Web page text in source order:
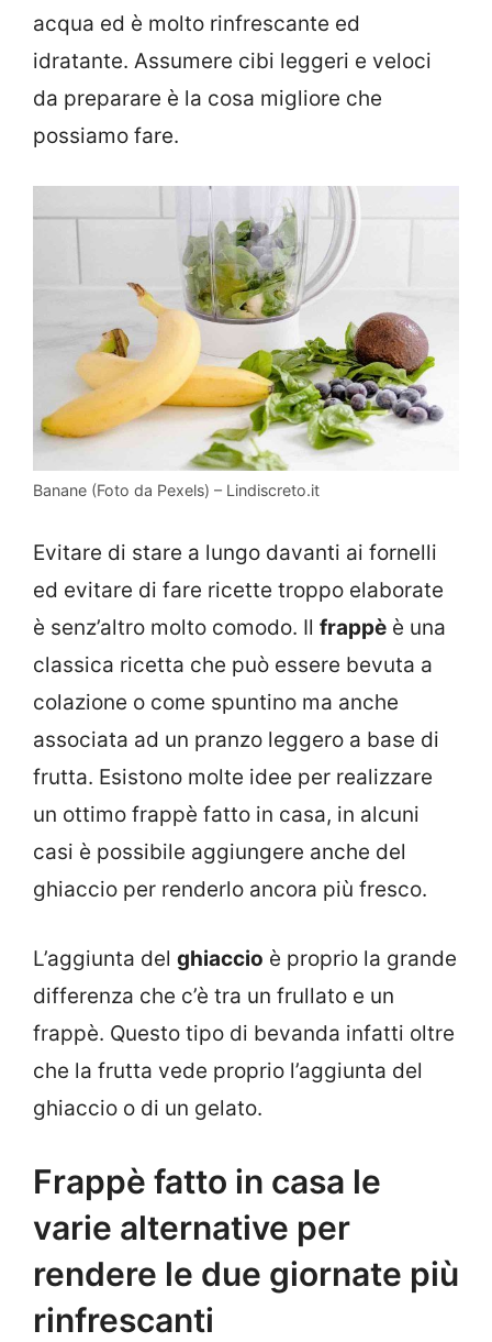
acqua ed è molto rinfrescante ed
idratante. Assumere cibi leggeri e veloci
da preparare è la cosa migliore che
possiamo fare.
Banane (Foto da Pexels) – Lindiscreto.it
Evitare di stare a lungo davanti ai fornelli
ed evitare di fare ricette troppo elaborate
è senz’altro molto comodo. Il frappè è una
classica ricetta che può essere bevuta a
colazione o come spuntino ma anche
associata ad un pranzo leggero a base di
frutta. Esistono molte idee per realizzare
un ottimo frappè fatto in casa, in alcuni
casi è possibile aggiungere anche del
ghiaccio per renderlo ancora più fresco.
L’aggiunta del ghiaccio è proprio la grande
differenza che c’è tra un frullato e un
frappè. Questo tipo di bevanda infatti oltre
che la frutta vede proprio l’aggiunta del
ghiaccio o di un gelato.
Frappè fatto in casa le
varie alternative per
rendere le due giornate più
rinfrescanti